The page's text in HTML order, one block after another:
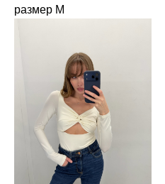
размер М